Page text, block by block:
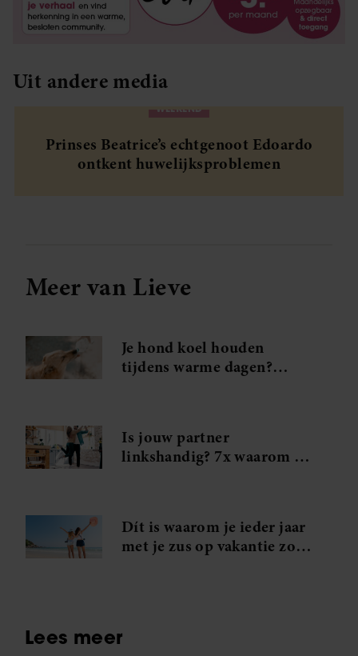
Uit andere media
WEEKEND
Prinses Beatrice’s echtgenoot Edoardo
ontkent huwelijksproblemen
Meer van Lieve
Je hond koel houden
tijdens warme dagen?
Is jouw partner
linkshandig? 7x waarom je
Dít is waarom je ieder jaar
met je zus op vakantie zou